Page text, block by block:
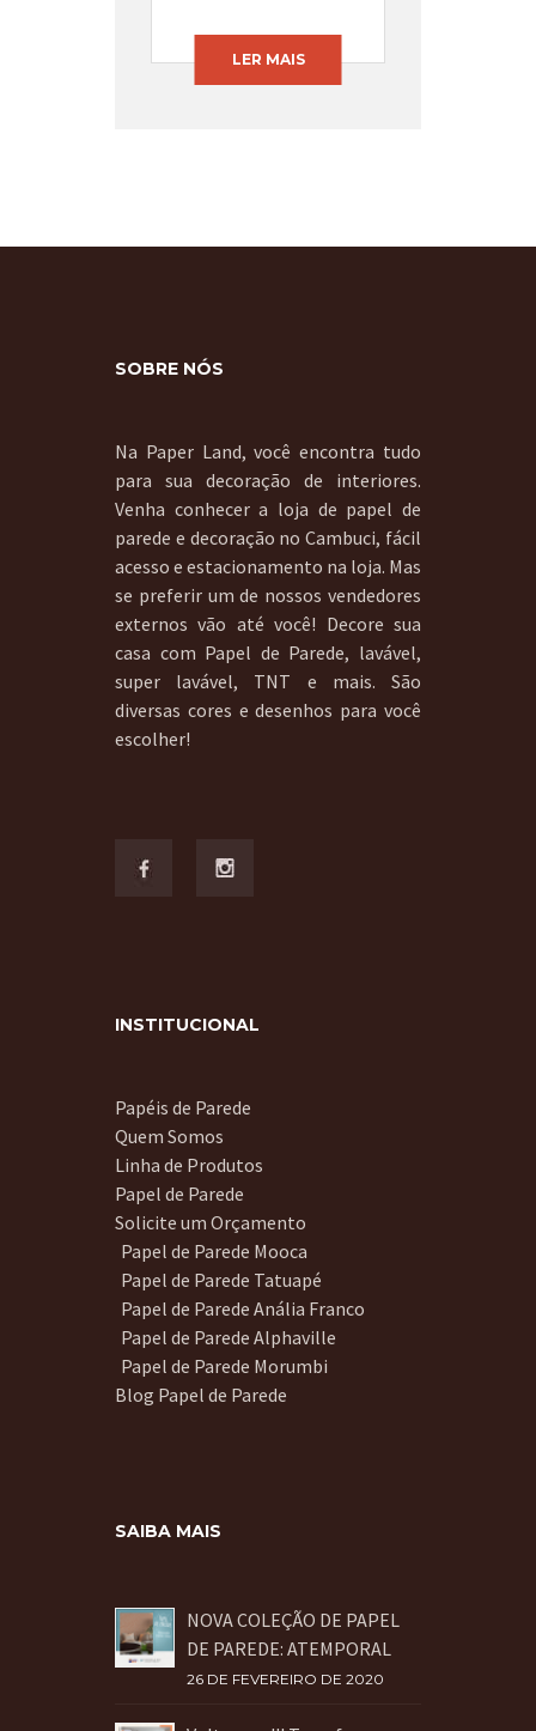
LER MAIS
SOBRE NÓS
Na Paper Land, você encontra tudo
para sua decoração de interiores.
Venha conhecer a loja de papel de
parede e decoração no Cambuci, fácil
acesso e estacionamento na loja. Mas
se preferir um de nossos vendedores
externos vão até você! Decore sua
casa com Papel de Parede, lavável,
super lavável, TNT e mais. São
diversas cores e desenhos para você
escolher!
INSTITUCIONAL
Papéis de Parede
Quem Somos
Linha de Produtos
Papel de Parede
Solicite um Orçamento
Papel de Parede Mooca
Papel de Parede Tatuapé
Papel de Parede Anália Franco
Papel de Parede Alphaville
Papel de Parede Morumbi
Blog Papel de Parede
SAIBA MAIS
NOVA COLEÇÃO DE PAPEL
DE PAREDE: ATEMPORAL
26 DE FEVEREIRO DE 2020